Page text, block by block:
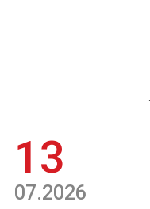
13
07.2026